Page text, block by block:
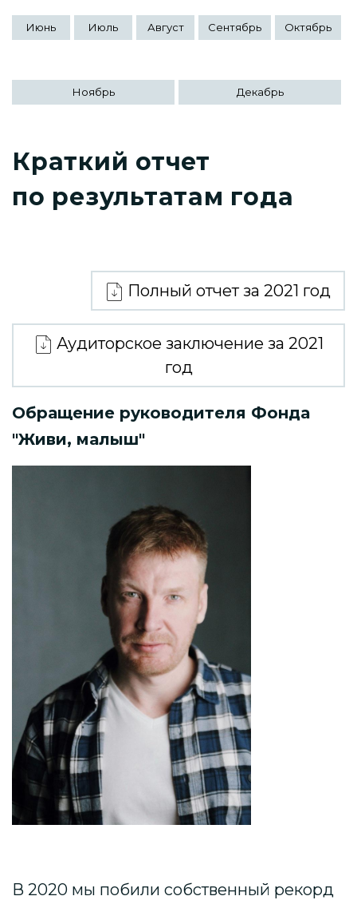
Июнь Июль Август Сентябрь Октябрь
Ноябрь Декабрь
Краткий отчет
по результатам года
Полный отчет за 2021 год
Аудиторское заключение за 2021
год
Обращение руководителя Фонда
"Живи, малыш"
В 2020 мы побили собственный рекорд